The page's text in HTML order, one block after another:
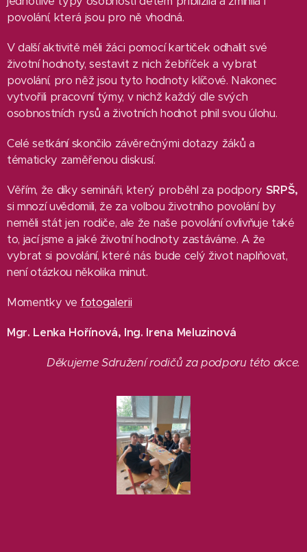
povolání, která jsou pro ně vhodná.
V další aktivitě měli žáci pomocí kartiček odhalit své
životní hodnoty, sestavit z nich žebříček a vybrat
povolání, pro něž jsou tyto hodnoty klíčové. Nakonec
vytvořili pracovní týmy, v nichž každý dle svých
osobnostních rysů a životních hodnot plnil svou úlohu.
Celé setkání skončilo závěrečnými dotazy žáků a
tématicky zaměřenou diskusí.
Věřím, že díky semináři, který proběhl za podpory SRPŠ,
si mnozí uvědomili, že za volbou životního povolání by
neměli stát jen rodiče, ale že naše povolání ovlivňuje také
to, jací jsme a jaké životní hodnoty zastáváme. A že
vybrat si povolání, které nás bude celý život naplňovat,
není otázkou několika minut.
Momentky ve fotogalerii
Mgr. Lenka Hořínová, Ing. Irena Meluzinová
Děkujeme Sdružení rodičů za podporu této akce.